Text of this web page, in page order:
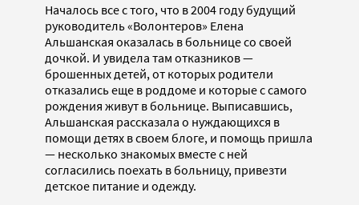
Началось все с того, что в 2004 году будущий
руководитель «Волонтеров» Елена
Альшанская оказалась в больнице со своей
дочкой. И увидела там отказников —
брошенных детей, от которых родители
отказались еще в роддоме и которые с самого
рождения живут в больнице. Выписавшись,
Альшанская рассказала о нуждающихся в
помощи детях в своем блоге, и помощь пришла
— несколько знакомых вместе с ней
согласились поехать в больницу, привезти
детское питание и одежду.